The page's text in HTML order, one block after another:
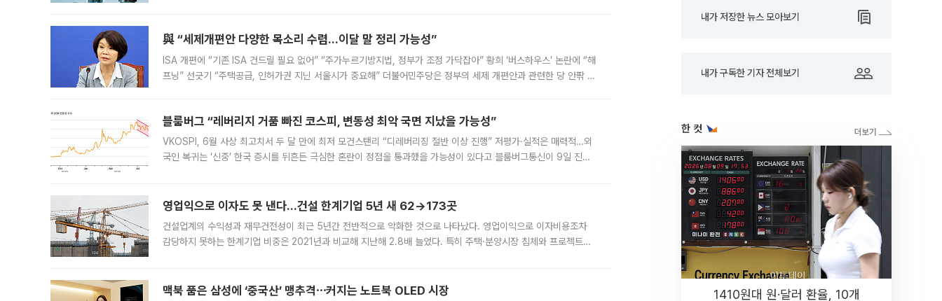
與 “세제개편안 다양한 목소리 수렴…이달 말 정리 가능성”
ISA 개편에 “기존 ISA 건드릴 필요 없어” “주가누르기방지법, 정부가 조정 가닥잡아” 황희 ‘버스하우스’ 논란에 “해
프닝” 선긋기 “주택공급, 인허가권 지닌 서울시가 중요해” 더불어민주당은 정부의 세제 개편안과 관련한 당 안팎 의
블룸버그 “레버리지 거품 빠진 코스피, 변동성 최악 국면 지났을 가능성”
VKOSPI, 6월 사상 최고치서 두 달 만에 최저 모건스탠리 “디레버리징 절반 이상 진행” 저평가·실적은 매력적…외
국인 복귀는 ‘신중’ 한국 증시를 뒤흔든 극심한 혼란이 정점을 통과했을 가능성이 있다고 블룸버그통신이 9일 진단
영업익으로 이자도 못 낸다…건설 한계기업 5년 새 62→173곳
건설업계의 수익성과 재무건전성이 최근 5년간 전반적으로 악화한 것으로 나타났다. 영업이익으로 이자비용조차
감당하지 못하는 한계기업 비중은 2021년과 비교해 지난해 2.8배 늘었다. 특히 주택·분양시장 침체와 프로젝트파
맥북 품은 삼성에 ‘중국산’ 맹추격⋯커지는 노트북 OLED 시장
내가 저장한 뉴스 모아보기
내가 구독한 기자 전체보기
한 컷
1410원대 원·달러 환율, 10개